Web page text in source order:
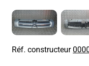
Réf. constructeur